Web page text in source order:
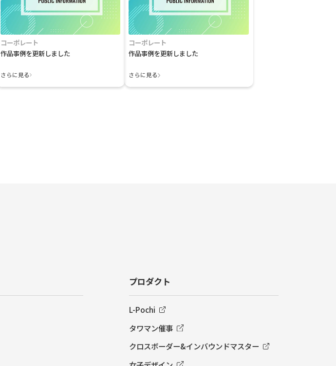
コーポレート
作品事例を更新しました
さらに見る
コーポレート
作品事例を更新しました
さらに見る
プロダクト
L-Pochi
タワマン催事
クロスボーダー&インバウンドマスター